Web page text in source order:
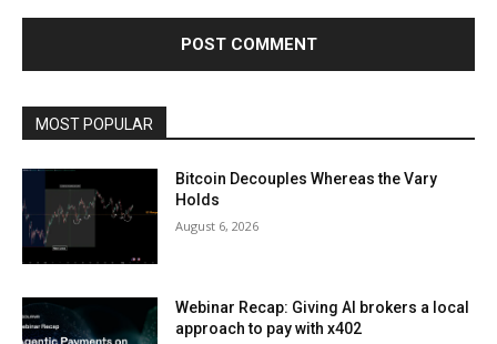
MOST POPULAR
Bitcoin Decouples Whereas the Vary
Holds
August 6, 2026
Webinar Recap: Giving AI brokers a local
approach to pay with x402